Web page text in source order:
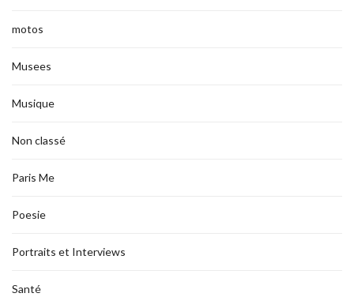
motos
Musees
Musique
Non classé
Paris Me
Poesie
Portraits et Interviews
Santé